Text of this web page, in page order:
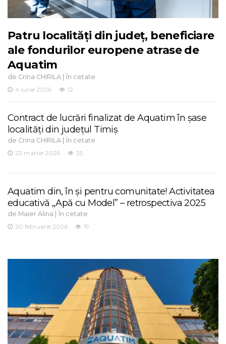
Patru localități din județ, beneficiare
ale fondurilor europene atrase de
Aquatim
de Crina CHIRILA | În cetate
4 iunie 2026
12
Contract de lucrări finalizat de Aquatim în șase
localități din județul Timiș
de Crina CHIRILA | În cetate
23 martie 2026
35
Aquatim din, în și pentru comunitate! Activitatea
educativă „Apă cu Model” – retrospectiva 2025
de Maier Alina | În cetate
20 februarie 2026
19